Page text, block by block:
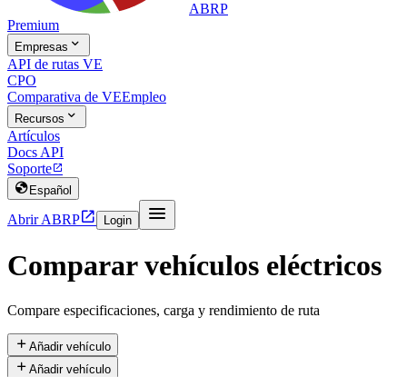
ABRP
Premium
Empresas 
API de rutas VE
CPO
Comparativa de VEEmpleo
Recursos 
Artículos
Docs API
Soporte
 Español
Abrir ABRP Login 
Comparar vehículos eléctricos
Compare especificaciones, carga y rendimiento de ruta
 Añadir vehículo
 Añadir vehículo